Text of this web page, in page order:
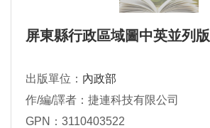
屏東縣行政區域圖中英並列版
出版單位： 內政部
作/編/譯者：捷連科技有限公司
GPN：3110403522